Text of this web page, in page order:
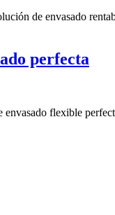
de envasado
perfecta
flexible